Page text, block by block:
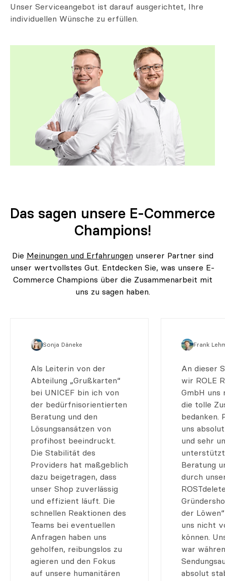
Unser Serviceangebot ist darauf ausgerichtet, Ihre
individuellen Wünsche zu erfüllen.
Das sagen unsere E-Commerce
Champions!
Die Meinungen und Erfahrungen unserer Partner sind
unser wertvollstes Gut. Entdecken Sie, was unsere E-
Commerce Champions über die Zusammenarbeit mit
uns zu sagen haben.
Sonja Däneke
Als Leiterin von der
Abteilung „Grußkarten“
bei UNICEF bin ich von
der bedürfnisorientierten
Beratung und den
Lösungsansätzen von
profihost beeindruckt.
Die Stabilität des
Providers hat maßgeblich
dazu beigetragen, dass
unser Shop zuverlässig
und effizient läuft. Die
schnellen Reaktionen des
Teams bei eventuellen
Anfragen haben uns
geholfen, reibungslos zu
agieren und den Fokus
auf unsere humanitären
Frank
An dieser
wir ROLE
GmbH uns
die tolle
bedanken.
uns
und sehr
Beratung
durch
der
uns nicht
können.
war
absolut